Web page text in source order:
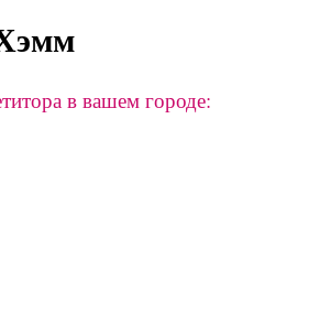
в вашем городе: